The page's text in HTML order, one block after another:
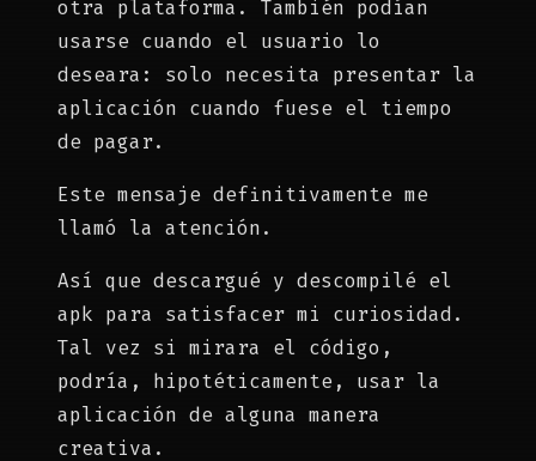
otra plataforma. ​​También podían
usarse cuando el usuario lo
deseara: solo necesita presentar la
aplicación cuando fuese el tiempo
de pagar.
Este mensaje definitivamente me
llamó la atención.
Así que descargué y descompilé el
apk para satisfacer mi curiosidad.
Tal vez si mirara el código,
podría, hipotéticamente, usar la
aplicación de alguna manera
creativa.